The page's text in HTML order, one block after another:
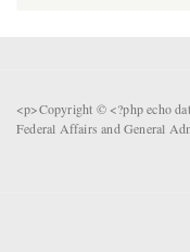
<p>Copyright © <?php echo
Federal Affairs and General